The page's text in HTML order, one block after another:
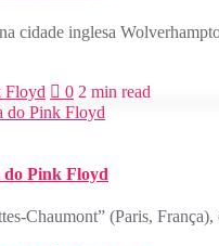
cidade inglesa
Floyd 0 2 min read
do Pink Floyd
Chaumont” (Paris,